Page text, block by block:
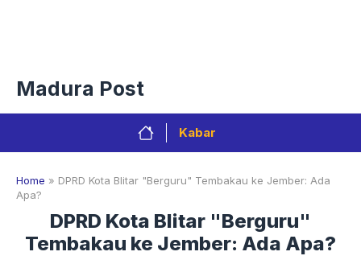
Madura Post
Kabar
Home » DPRD Kota Blitar "Berguru" Tembakau ke Jember: Ada
Apa?
DPRD Kota Blitar "Berguru"
Tembakau ke Jember: Ada Apa?